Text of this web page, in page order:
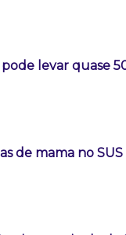
pode levar quase
de mama no